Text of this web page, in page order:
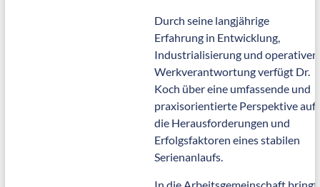
Durch seine langjährige
Erfahrung in Entwicklung,
Industrialisierung und operativer
Werkverantwortung verfügt Dr.
Koch über eine umfassende und
praxisorientierte Perspektive auf
die Herausforderungen und
Erfolgsfaktoren eines stabilen
Serienanlaufs.